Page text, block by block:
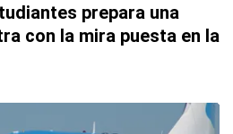
prepara una
con la mira puesta en la